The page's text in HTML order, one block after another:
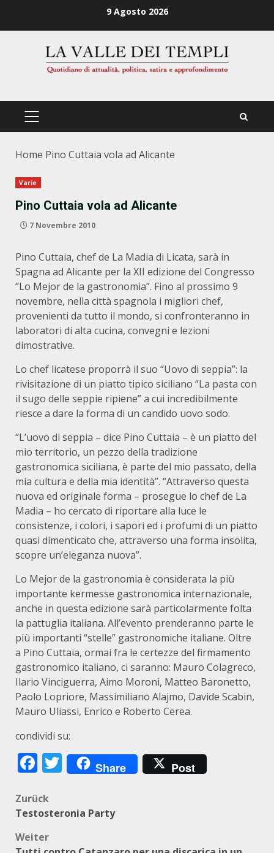
9 Agosto 2026
PRIMÄRES
Home Pino Cuttaia vola ad Alicante
Varie
Pino Cuttaia vola ad Alicante
7 Novembre 2010
Pino Cuttaia, chef de La Madia di Licata, sarà in
Spagna ad Alicante per la XII edizione del Congresso
“Lo Mejor de la gastronomia”. Fino al prossimo 9
novembre, nella città spagnola i migliori chef,
provenienti da tutto il mondo, si confronteranno in
laboratori di alta cucina, convegni e lezioni
dimostrative.
Lo chef licatese proporrà il suo “Uovo di seppia”: la
rivisitazione di un piatto tipico siciliano “La pasta con
il sugo delle seppie ripiene” a cui incredibilmente
riesce a dare la forma di un candido uovo sodo.
“L’uovo di seppia – dice Pino Cuttaia – è un piatto del
mio territorio, un pezzo della tradizione
gastronomica siciliana, è parte del mio passato, della
mia cultura e della mia identità”. “Attraverso questa
nuova ed originale forma – prosegue lo chef de La
Madia – ho cercato di riportare alla luce le
consistenze, i colori, i sapori ed i profumi di un piatto
quasi dimenticato che, attraverso una forma insolita,
scopre un’eleganza nuova”.
Lo Mejor de la gastronomia è considerata la più
importante kermesse gastronomica internazionale,
anche in questa edizione sarà particolarmente folta
la pattuglia italiana. All’evento prenderanno parte le
più importanti “stelle” gastronomiche italiane. Oltre
a Pino Cuttaia, ormai fra le certezze del firmamento
gastronomico italiano, ci saranno: Mauro Colagreco,
Ilario Vinciguerra, Aimo Moroni, Matteo Baronetto,
Paolo Lopriore, Massimiliano Alajmo, Davide Scabin,
Mauro Uliassi, Enrico e Roberto Cerea.
condividi su:
Facebook
Twitter
Share Post
Beitragsnavigation
Zurück
Testosteronia Party
Weiter